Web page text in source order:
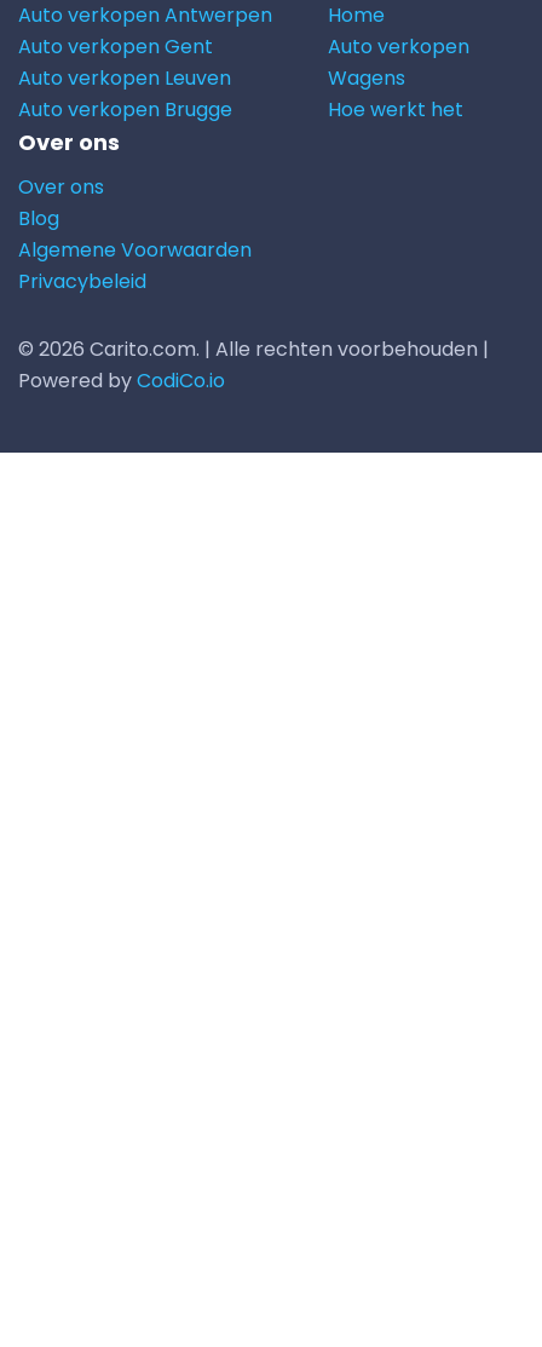
Auto verkopen Antwerpen
Auto verkopen Gent
Auto verkopen Leuven
Auto verkopen Brugge
Home
Auto verkopen
Wagens
Hoe werkt het
Over ons
Over ons
Blog
Algemene Voorwaarden
Privacybeleid
© 2026 Carito.com. | Alle rechten voorbehouden |
Powered byCodiCo.io